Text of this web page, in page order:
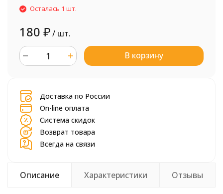
Осталась 1 шт.
180 ₽/ шт.
В корзину
Доставка по России
On-line оплата
Система скидок
Возврат товара
Всегда на связи
Описание Характеристики Отзывы